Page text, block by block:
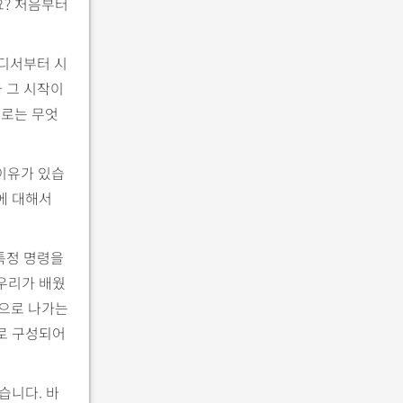
서부터 시
그 시작이
는 무엇
유가 있습
대해서
정 명령을
리가 배웠
로 나가는
구성되어
니다. 바